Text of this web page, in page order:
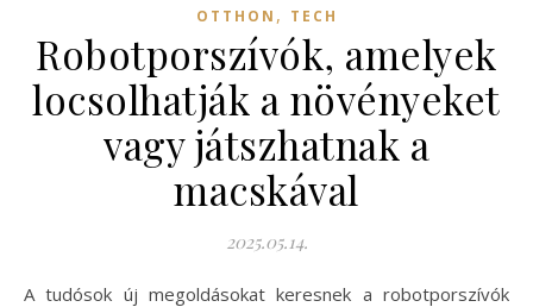
OTTHON , TECH
Robotporszívók, amelyek
locsolhatják a növényeket
vagy játszhatnak a
macskával
2025.05.14.
A tudósok új megoldásokat keresnek a robotporszívók